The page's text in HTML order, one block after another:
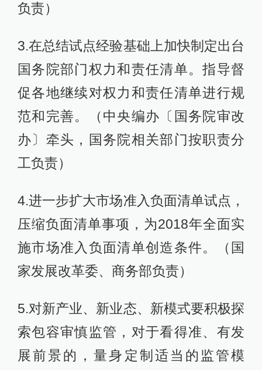
负责）
3.在总结试点经验基础上加快制定出台
国务院部门权力和责任清单。指导督
促各地继续对权力和责任清单进行规
范和完善。（中央编办〔国务院审改
办〕牵头，国务院相关部门按职责分
工负责）
4.进一步扩大市场准入负面清单试点，
压缩负面清单事项，为2018年全面实
施市场准入负面清单创造条件。（国
家发展改革委、商务部负责）
5.对新产业、新业态、新模式要积极探
索包容审慎监管，对于看得准、有发
展前景的，量身定制适当的监管模